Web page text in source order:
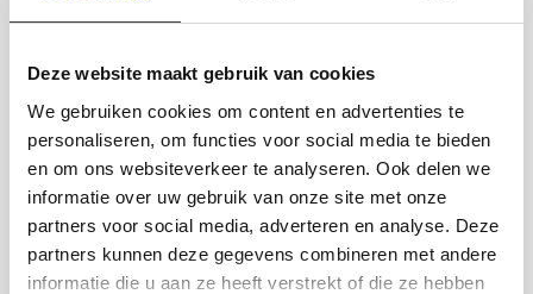
Deze website maakt gebruik van cookies
We gebruiken cookies om content en advertenties te
personaliseren, om functies voor social media te bieden
en om ons websiteverkeer te analyseren. Ook delen we
informatie over uw gebruik van onze site met onze
partners voor social media, adverteren en analyse. Deze
partners kunnen deze gegevens combineren met andere
informatie die u aan ze heeft verstrekt of die ze hebben
NHG borg kleine VvE
Voor grote VvE’s zijn er meer mogelijkheden om verduurzaming
te financieren. Voor kleine VvE’s zijn er weinig mogelijkheden.
Daardoor komen kleine VvE’s niet mee in de
verduurzamingsopgave. Met de NHG borg op de
Stimuleringslening van SVn willen we een drempel wegnemen
voor kleine VvE’s om gezamenlijk een lening voor
verduurzaming aan te gaan.